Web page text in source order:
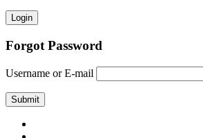
Forgot Password
Username or E-mail